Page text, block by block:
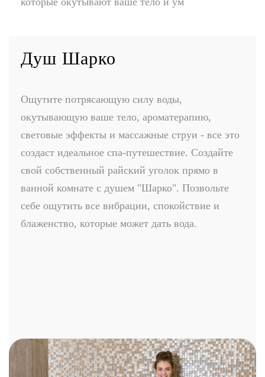
Душ Шарко
Ощутите потрясающую силу воды,
окутывающую ваше тело, ароматерапию,
световые эффекты и массажные струи - все это
создаст идеальное спа-путешествие. Создайте
свой собственный райский уголок прямо в
ванной комнате с душем "Шарко". Позвольте
себе ощутить все вибрации, спокойствие и
блаженство, которые может дать вода.